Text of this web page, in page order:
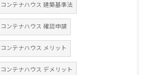
コンテナハウス 建築基準法
コンテナハウス 確認申請
コンテナハウス メリット
コンテナハウス デメリット